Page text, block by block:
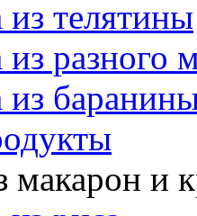
телятины
разного
из
макарон и